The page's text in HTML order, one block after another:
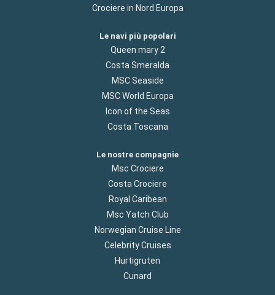
Crociere in Nord Europa
Le navi più popolari
Queen mary 2
Costa Smeralda
MSC Seaside
MSC World Europa
Icon of the Seas
Costa Toscana
Le nostre compagnie
Msc Crociere
Costa Crociere
Royal Caribean
Msc Yatch Club
Norwegian Cruise Line
Celebrity Cruises
Hurtigruten
Cunard